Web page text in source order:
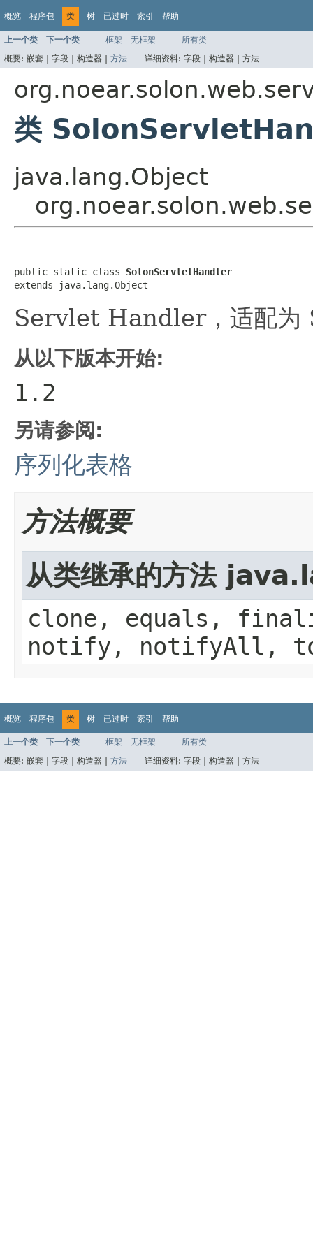
概览 程序包 类 树 已过时 索引 帮助
上一个类 下一个类 框架 无框架
所有类
概要: 嵌套 | 字段 | 构造器 | 方法 详细资料: 字段 | 构造器 | 方法
类
java.lang.Object
public static class SolonServletHandler
extends java.lang.Object
Servlet Handler，适配为
从以下版本开始:
1.2
另请参阅:
序列化表格
方法概要
从类继承的方法
clone, equals,
notify, notifyAll,
概览 程序包 类 树 已过时 索引 帮助
上一个类 下一个类 框架 无框架
所有类
概要: 嵌套 | 字段 | 构造器 | 方法 详细资料: 字段 | 构造器 | 方法